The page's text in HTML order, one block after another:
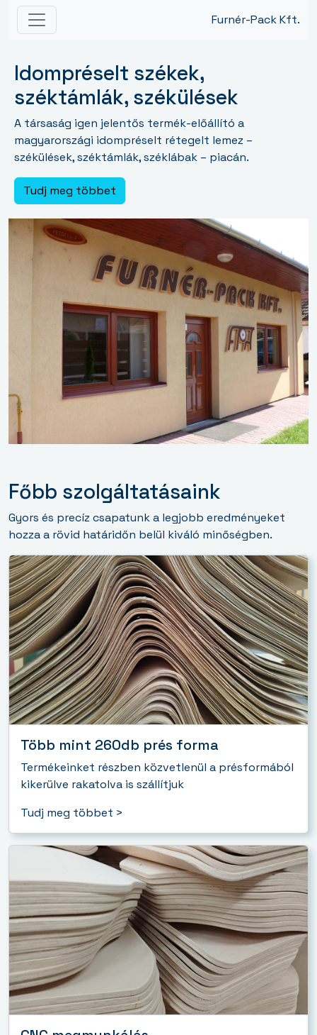
Furnér-Pack Kft.
Idompréselt székek,
széktámlák, székülések
A társaság igen jelentős termék-előállító a
magyarországi idompréselt rétegelt lemez –
székülések, széktámlák, széklábak – piacán.
Tudj meg többet
Főbb szolgáltatásaink
Gyors és precíz csapatunk a legjobb eredményeket
hozza a rövid határidőn belül kiváló minőségben.
Több mint 260db prés forma
Termékeinket részben közvetlenül a présformából
kikerülve rakatolva is szállítjuk
Tudj meg többet >